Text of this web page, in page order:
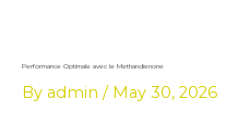
content
Performance Optimale avec le Methandienone
By admin / May 30, 2026